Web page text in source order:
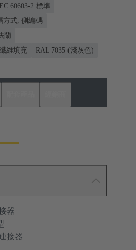
60603-2 標準
方式, 側編碼
蘭
維填充
RAL 7035 (淺灰色)
器
接器